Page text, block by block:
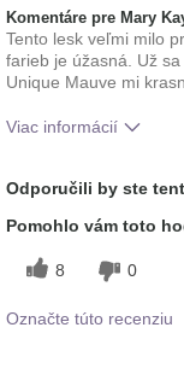
Komentáre pre Mary
Tento lesk veľmi milo
farieb je úžasná. Už
Unique Mauve mi
Viac informácií
značkami
vyskúšali?
Odporučili by ste
Pomohlo vám toto
8 0
Označte túto recenziu